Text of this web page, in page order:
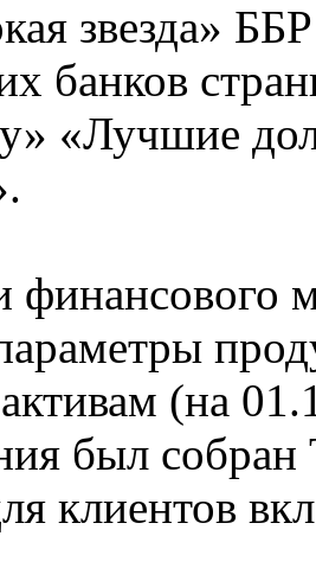
звезда»
банков
«Лучшие
финансового
(на
был
клиентов